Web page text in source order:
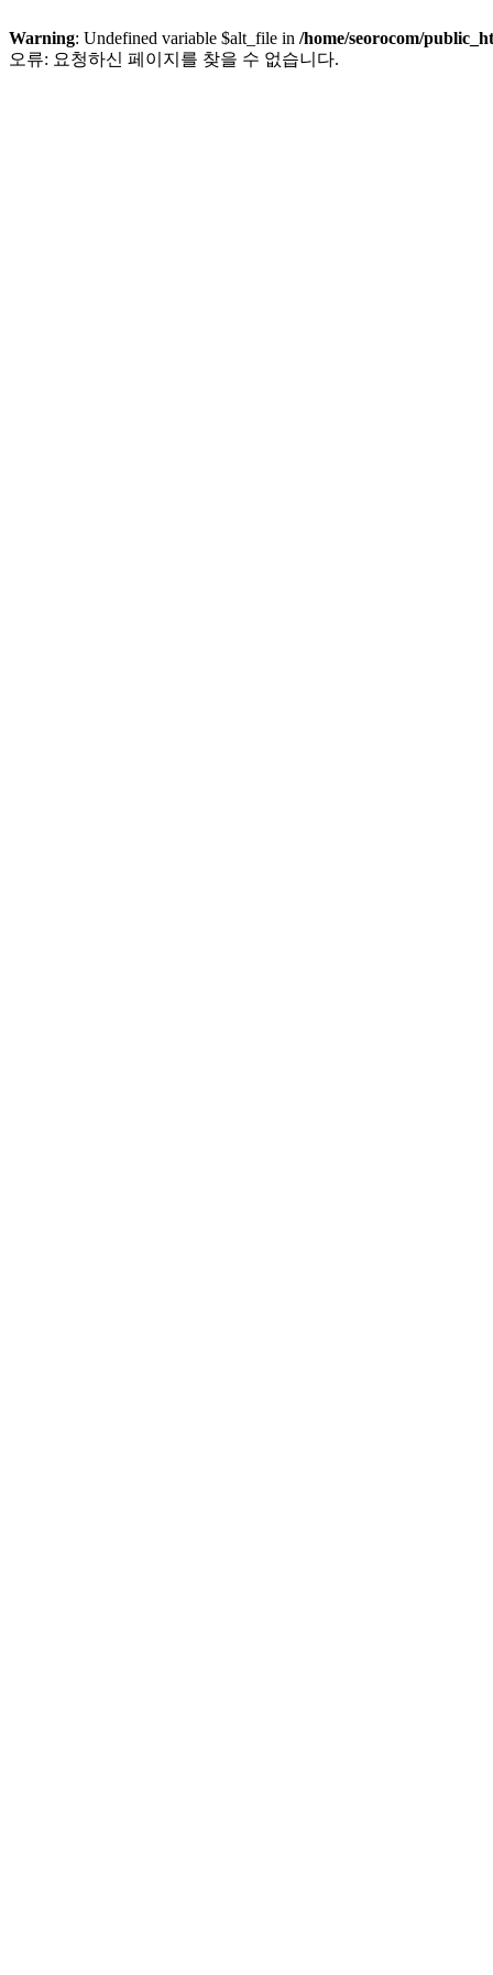
Warning: Undefined variable $alt_file in /home/seorocom/
오류: 요청하신 페이지를 찾을 수 없습니다.